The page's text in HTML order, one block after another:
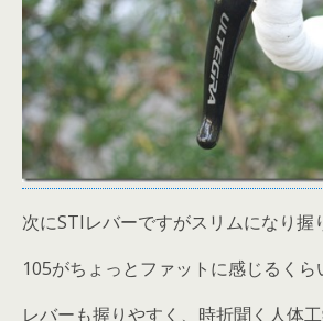
次にSTIレバーですがスリムになり握
105がちょっとファットに感じるくら
レバーも握りやすく、時折聞く人体